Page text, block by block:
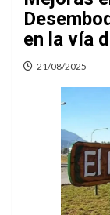
en la vía
21/08/2025